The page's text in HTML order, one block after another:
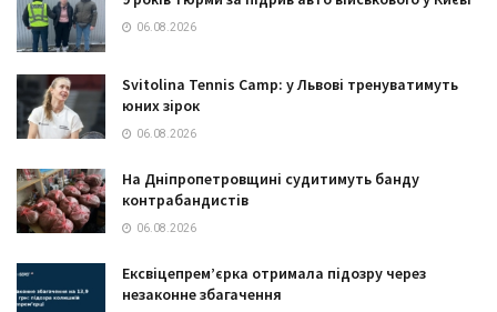
06.08.2026
Svitolina Tennis Camp: у Львові тренуватимуть
юних зірок
06.08.2026
На Дніпропетровщині судитимуть банду
контрабандистів
06.08.2026
Ексвіцепрем’єрка отримала підозру через
незаконне збагачення